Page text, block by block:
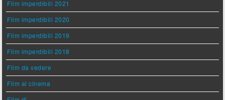
Film imperdibili 2021
Film imperdibili 2020
Film imperdibili 2019
Film imperdibili 2018
Film da vedere
Film al cinema